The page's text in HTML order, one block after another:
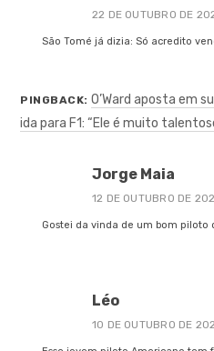
22 DE OUTUBRO DE
São Tomé já dizia: Só acredito
PINGBACK:O’Ward aposta em
ida para F1: “Ele é muito
Jorge Maia
12 DE OUTUBRO DE
Gostei da vinda de um bom piloto
Léo
10 DE OUTUBRO DE